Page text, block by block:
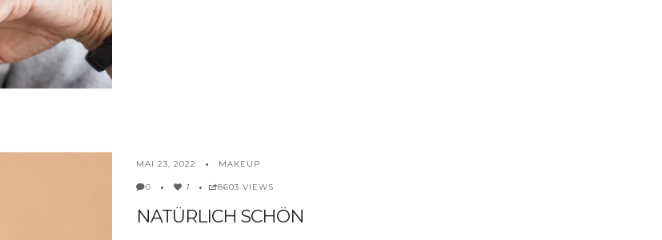
MAI 23, 2022 MAKEUP
0 1 8603 VIEWS
NATÜRLICH SCHÖN